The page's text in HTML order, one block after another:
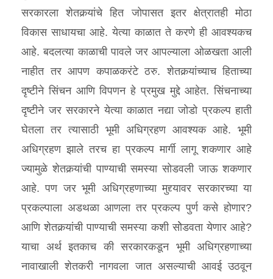
सरकारला शेतकर्‍यांचे हित जोपासत इतर क्षेत्रातही मोठा
विकास साधायचा आहे. येत्या काळात ते करणे ही आवश्यकच
आहे. बदलत्या काळाची पावले जर आपल्याला ओळखता आली
नाहीत तर आपण कपाळकरंटे ठरु. शेतकर्‍यांच्याच हिताच्या
दृष्टीने सिंचन आणि विपणन हे प्रमुख मुद्दे आहेत. सिंचनाच्या
दृष्टीने जर सरकारने येत्या काळात नद्या जोडो प्रकल्प हाती
घेतला तर त्यासाठी भूमी अधिग्रहण आवश्यक आहे. भूमी
अधिग्रहण झाले तरच हा प्रकल्प मार्गी लागू शकणार आहे
ज्यामुळे शेतकर्‍यांची पाण्याची समस्या सोडवली जाऊ शकणार
आहे. पण जर भूमी अधिग्रहणाच्या मुद्द्यावर सरकारच्या या
प्रकल्पाला अडथळा आणला तर प्रकल्प पुर्ण कसे होणार?
आणि शेतकर्‍यांची पाण्याची समस्या कशी सोेडवता येणार आहे?
याचा अर्थ इतकाच की सरकारकडून भूमी अधिग्रहणाच्या
नावाखाली शेतकरी नागवला जात असल्याची आवई उठवून